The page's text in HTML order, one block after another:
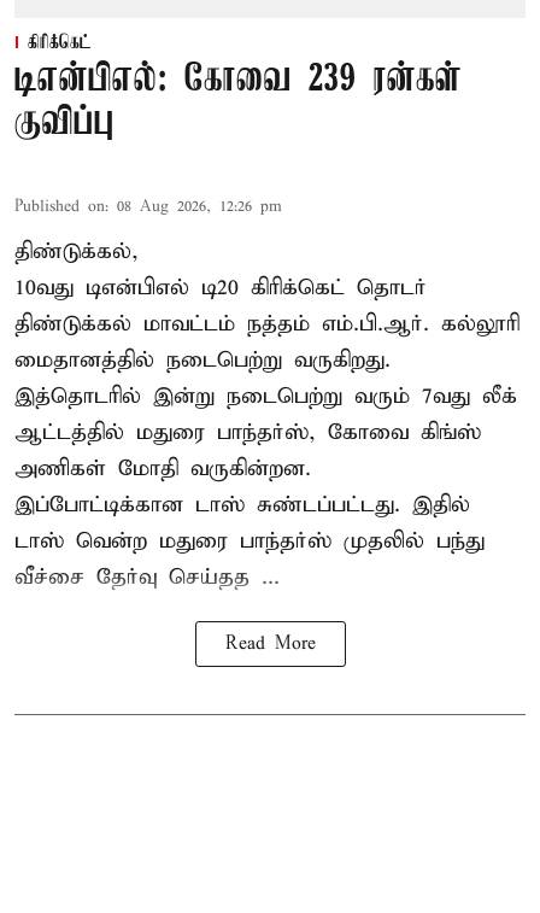
கிரிக்கெட்
டிஎன்பிஎல்: கோவை 239 ரன்கள்
குவிப்பு
Published on: 08 Aug 2026, 12:26 pm
திண்டுக்கல்,
10வது டிஎன்பிஎல் டி20 கிரிக்கெட் தொடர்
திண்டுக்கல் மாவட்டம் நத்தம் எம்.பி.ஆர். கல்லூரி
மைதானத்தில் நடைபெற்று வருகிறது.
இத்தொடரில் இன்று நடைபெற்று வரும் 7வது லீக்
ஆட்டத்தில் மதுரை பாந்தர்ஸ், கோவை கிங்ஸ்
அணிகள் மோதி வருகின்றன.
இப்போட்டிக்கான டாஸ் சுண்டப்பட்டது. இதில்
டாஸ் வென்ற மதுரை பாந்தர்ஸ் முதலில் பந்து
வீச்சை தேர்வு செய்தத ...
Read More